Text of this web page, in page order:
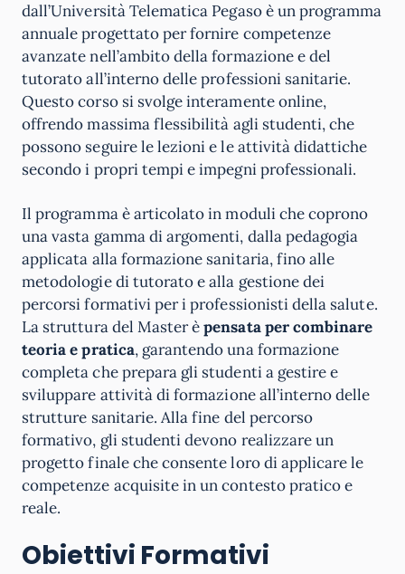
dall’Università Telematica Pegaso è un programma
annuale progettato per fornire competenze
avanzate nell’ambito della formazione e del
tutorato all’interno delle professioni sanitarie.
Questo corso si svolge interamente online,
offrendo massima flessibilità agli studenti, che
possono seguire le lezioni e le attività didattiche
secondo i propri tempi e impegni professionali.
Il programma è articolato in moduli che coprono
una vasta gamma di argomenti, dalla pedagogia
applicata alla formazione sanitaria, fino alle
metodologie di tutorato e alla gestione dei
percorsi formativi per i professionisti della salute.
La struttura del Master èpensata per combinare
teoria e pratica, garantendo una formazione
completa che prepara gli studenti a gestire e
sviluppare attività di formazione all’interno delle
strutture sanitarie. Alla fine del percorso
formativo, gli studenti devono realizzare un
progetto finale che consente loro di applicare le
competenze acquisite in un contesto pratico e
reale.
Obiettivi Formativi